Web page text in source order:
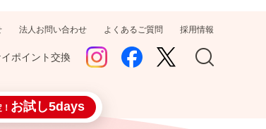
法人お問い合わせ よくあるご質問 採用情報
イポイント交換
お試し5days